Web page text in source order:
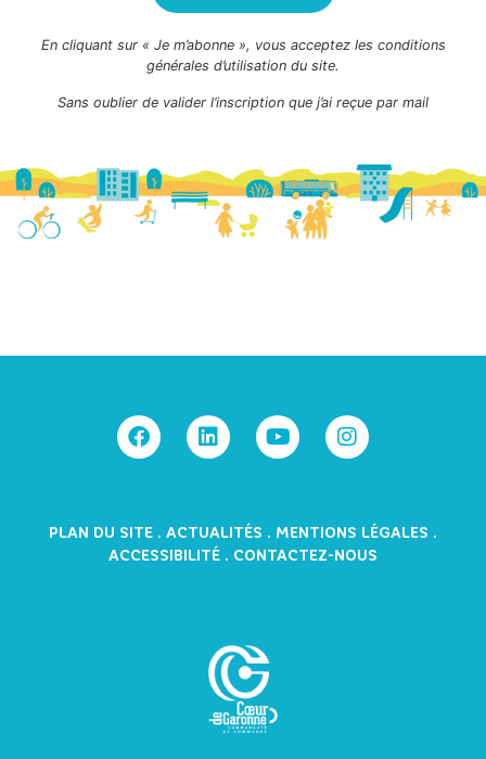
En cliquant sur « Je m’abonne », vous acceptez les conditions
générales d’utilisation du site.
Sans oublier de valider l’inscription que j’ai reçue par mail
PLAN DU SITE . ACTUALITÉS . MENTIONS LÉGALES .
ACCESSIBILITÉ . CONTACTEZ-NOUS